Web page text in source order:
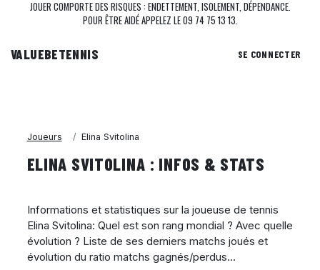
JOUER COMPORTE DES RISQUES : ENDETTEMENT, ISOLEMENT, DÉPENDANCE.
POUR ÊTRE AIDÉ APPELEZ LE 09 74 75 13 13.
VALUEBETENNIS SE CONNECTER
Joueurs Elina Svitolina
ELINA SVITOLINA : INFOS & STATS
Informations et statistiques sur la joueuse de tennis
Elina Svitolina: Quel est son rang mondial ? Avec quelle
évolution ? Liste de ses derniers matchs joués et
évolution du ratio matchs gagnés/perdus...